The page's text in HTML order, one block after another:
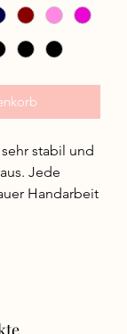
stabil und
Jede
Handarbeit